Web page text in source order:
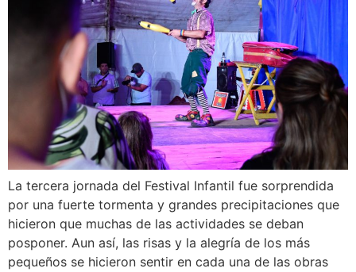
La tercera jornada del Festival Infantil fue sorprendida
por una fuerte tormenta y grandes precipitaciones que
hicieron que muchas de las actividades se deban
posponer. Aun así, las risas y la alegría de los más
pequeños se hicieron sentir en cada una de las obras